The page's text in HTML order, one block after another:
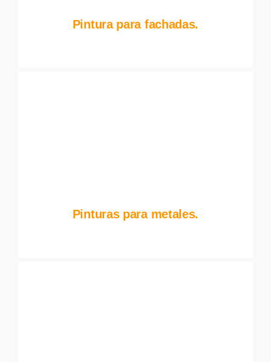
Pintura para fachadas.
Pinturas para metales.